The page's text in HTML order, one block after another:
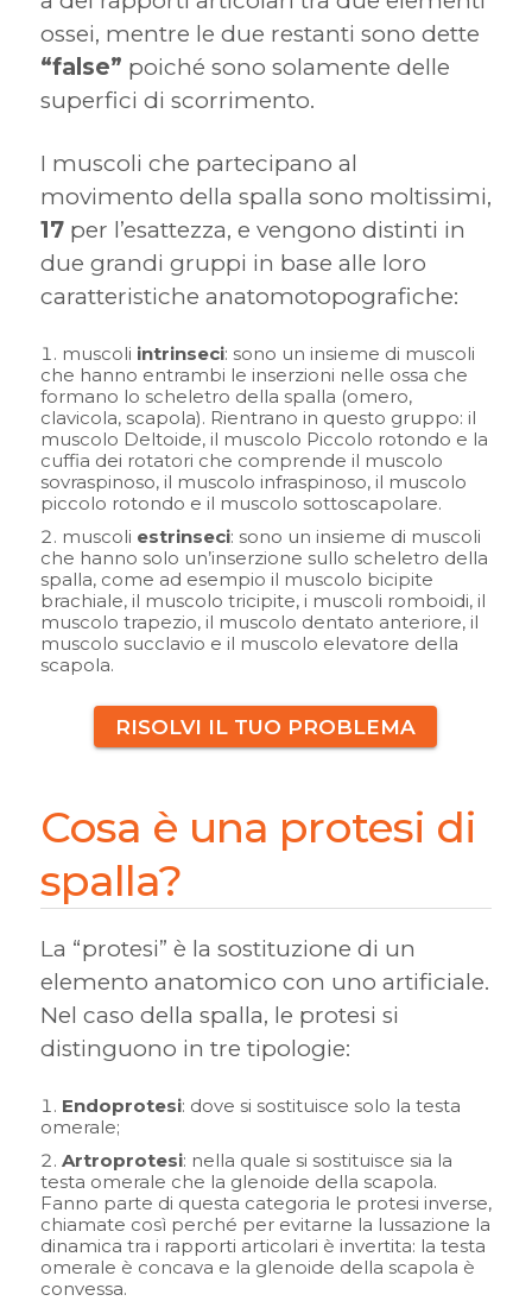
ossei, mentre le due restanti sono dette
“false” poiché sono solamente delle
superfici di scorrimento.
I muscoli che partecipano al
movimento della spalla sono moltissimi,
17per l’esattezza, e vengono distinti in
due grandi gruppi in base alle loro
caratteristiche anatomotopografiche:
muscoli intrinseci: sono un insieme di muscoli
che hanno entrambi le inserzioni nelle ossa che
formano lo scheletro della spalla (omero,
clavicola, scapola). Rientrano in questo gruppo: il
muscolo Deltoide, il muscolo Piccolo rotondo e la
cuffia dei rotatori che comprende il muscolo
sovraspinoso, il muscolo infraspinoso, il muscolo
piccolo rotondo e il muscolo sottoscapolare.
muscoli estrinseci: sono un insieme di muscoli
che hanno solo un’inserzione sullo scheletro della
spalla, come ad esempio il muscolo bicipite
brachiale, il muscolo tricipite, i muscoli romboidi, il
muscolo trapezio, il muscolo dentato anteriore, il
muscolo succlavio e il muscolo elevatore della
scapola.
RISOLVI IL TUO PROBLEMA
Cosa è una protesi di
spalla?
La “protesi” è la sostituzione di un
elemento anatomico con uno artificiale.
Nel caso della spalla, le protesi si
distinguono in tre tipologie:
Endoprotesi: dove si sostituisce solo la testa
omerale;
Artroprotesi: nella quale si sostituisce sia la
testa omerale che la glenoide della scapola.
Fanno parte di questa categoria le protesi inverse,
chiamate così perché per evitarne la lussazione la
dinamica tra i rapporti articolari è invertita: la testa
omerale è concava e la glenoide della scapola è
convessa.